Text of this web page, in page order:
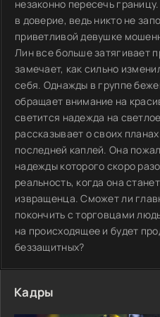
незаконно пересечь
в доверие, ведь никто не
приветливой девушке
Лин все больше затягивает
замечает, как сильно
себя. Однажды в группе
обращает внимание на
светится надежда на
рассказывает о своих
последней каплей. Она
надежды которого скоро
реальность, когда она
извращенца. Сможет ли
покончить с торговцами
на происходящее и будет
беззащитных?
Кадры